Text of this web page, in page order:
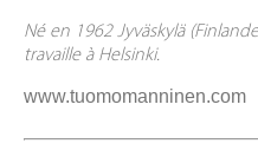
Né en 1962 Jyväskylä
travaille à Helsinki.
www.tuomomanninen.com